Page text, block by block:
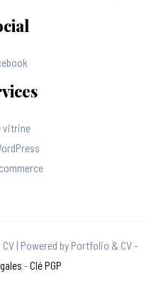
vitrine
| Powered by Portfolio & CV -
-Clé PGP